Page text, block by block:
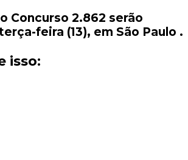
Concurso 2.862 serão
feira (13), em São Paulo .
isso: